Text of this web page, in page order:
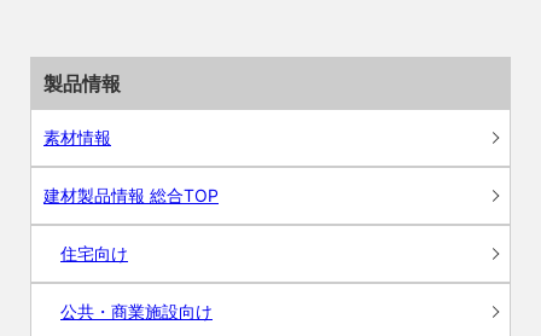
製品情報
素材情報
建材製品情報 総合TOP
住宅向け
公共・商業施設向け